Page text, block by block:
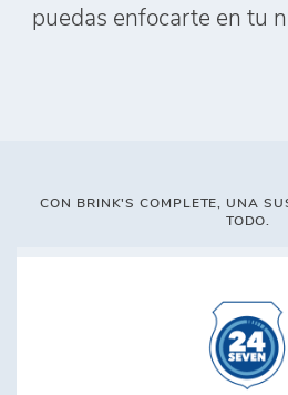
puedas enfocarte en tu
CON BRINK'S COMPLETE, UNA
TODO.